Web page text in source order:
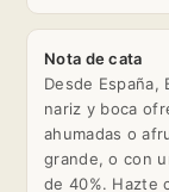
Nota de cata
Desde España,
nariz y boca
ahumadas o
grande, o con
de 40%. Hazte